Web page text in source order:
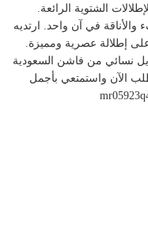
الشتوية الرائعة.
في آن واحد. ارتديه
إطلالة عصرية ومميزة.
نسائي من فاشن السعودية
الآن واستمتعي بأجمل